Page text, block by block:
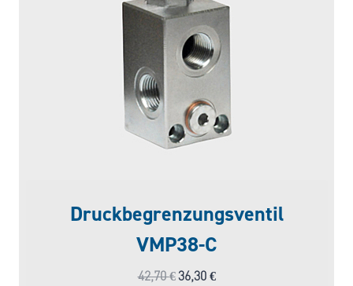
Druckbegrenzungsventil
VMP38-C
42,70€Ursprünglicher
36,30 €Aktueller